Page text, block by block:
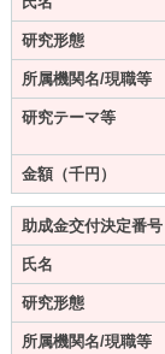
研究形態
所属機関名/現職等
研究テーマ等
金額（千円）
助成金交付決定番号
氏名
研究形態
所属機関名/現職等